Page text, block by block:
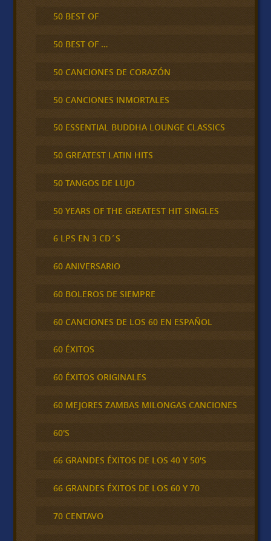
50 BEST OF
50 BEST OF …
50 CANCIONES DE CORAZÓN
50 CANCIONES INMORTALES
50 ESSENTIAL BUDDHA LOUNGE CLASSICS
50 GREATEST LATIN HITS
50 TANGOS DE LUJO
50 YEARS OF THE GREATEST HIT SINGLES
6 LPS EN 3 CD´S
60 ANIVERSARIO
60 BOLEROS DE SIEMPRE
60 CANCIONES DE LOS 60 EN ESPAÑOL
60 ÉXITOS
60 ÉXITOS ORIGINALES
60 MEJORES ZAMBAS MILONGAS CANCIONES
60'S
66 GRANDES ÉXITOS DE LOS 40 Y 50'S
66 GRANDES ÉXITOS DE LOS 60 Y 70
70 CENTAVO